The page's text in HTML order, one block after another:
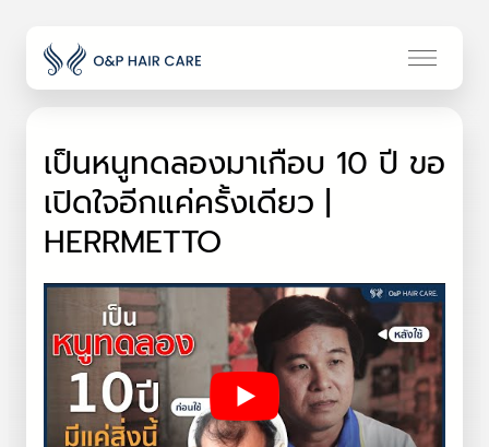
เป็นหนูทดลองมาเกือบ 10 ปี ขอ
เปิดใจอีกแค่ครั้งเดียว |
HERRMETTO